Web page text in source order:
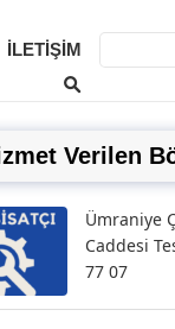
İLETIŞIM
Verilen
Ümraniye
Caddesi
77 07